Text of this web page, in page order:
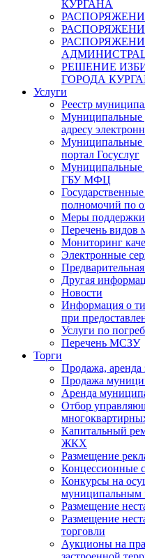
КУРГАНА
РЕШЕНИЕ
ГОРОДА
Услуги
Реестр
Муниципальные
адресу
Муниципальные
портал Госуслуг
Муниципальные
ГБУ МФЦ
полномочий по
Меры
Перечень видов
Мониторинг
Электронные
Другая
Новости
Информация о
при
Услуги по
Перечень МСЗУ
Торги
Продажа, аренда
Продажа
Аренда
Отбор
Капитальный
ЖКХ
Размещение
Концессионные
Конкурсы на
муниципальным
Размещение
Размещение
торговли
Аукционы на